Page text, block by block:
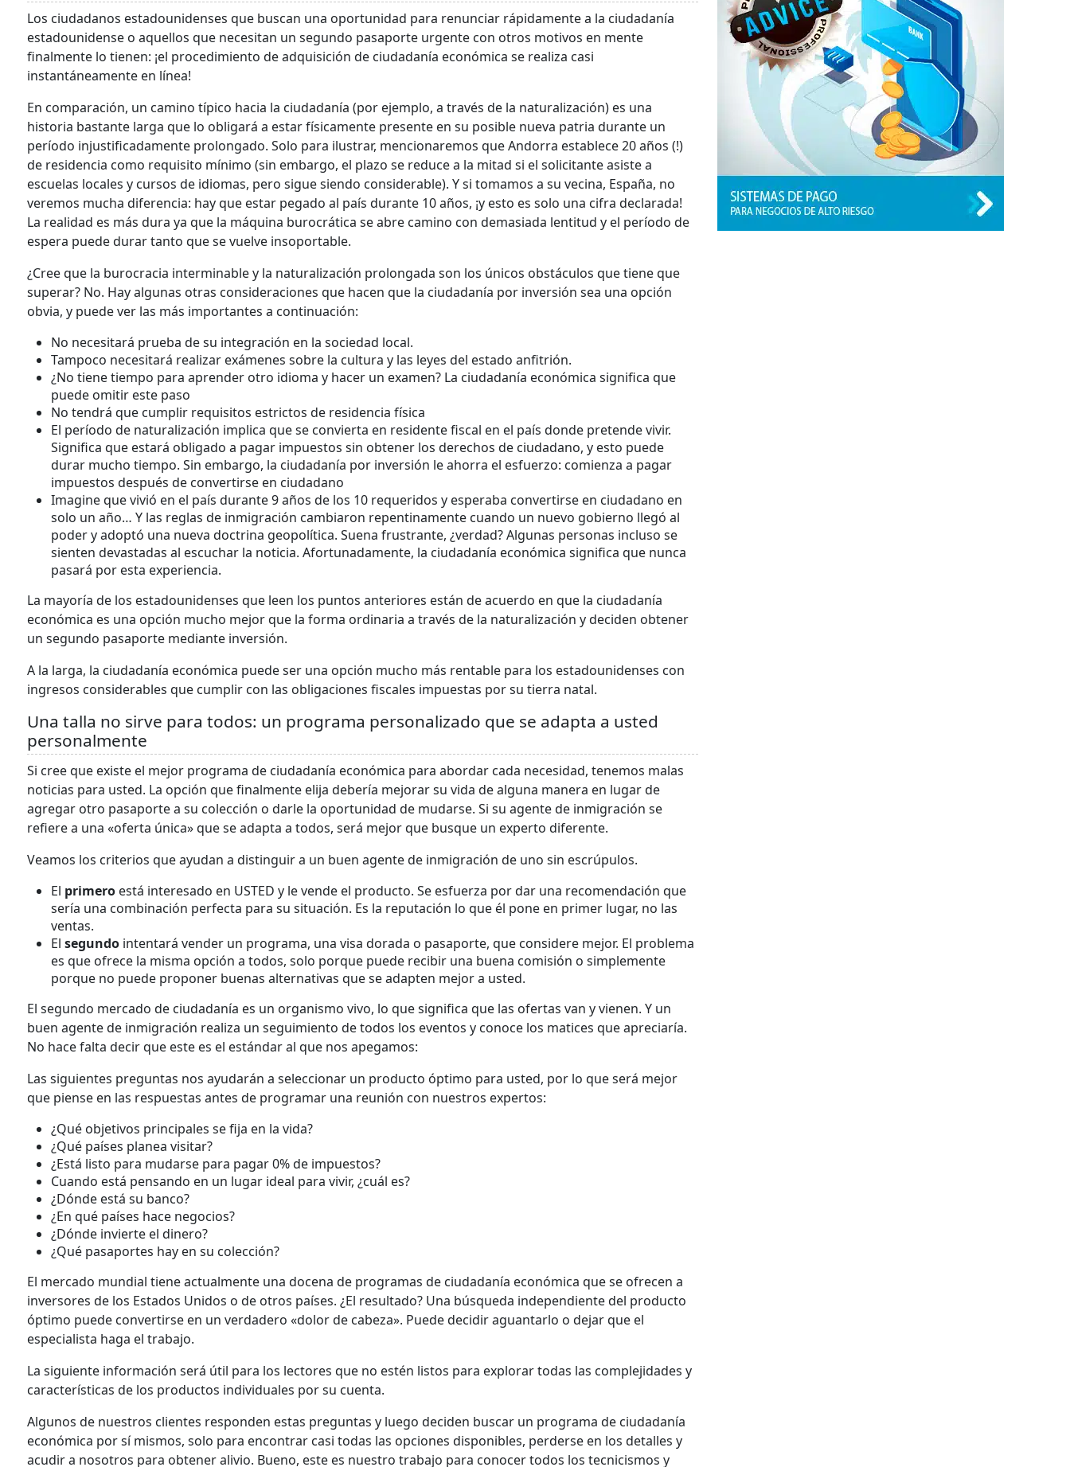
Los ciudadanos estadounidenses que buscan una oportunidad para renunciar rápidamente a la ciudadanía
estadounidense o aquellos que necesitan un segundo pasaporte urgente con otros motivos en mente
finalmente lo tienen: ¡el procedimiento de adquisición de ciudadanía económica se realiza casi
instantáneamente en línea!
En comparación, un camino típico hacia la ciudadanía (por ejemplo, a través de la naturalización) es una
historia bastante larga que lo obligará a estar físicamente presente en su posible nueva patria durante un
período injustificadamente prolongado. Solo para ilustrar, mencionaremos que Andorra establece 20 años (!)
de residencia como requisito mínimo (sin embargo, el plazo se reduce a la mitad si el solicitante asiste a
escuelas locales y cursos de idiomas, pero sigue siendo considerable). Y si tomamos a su vecina, España, no
veremos mucha diferencia: hay que estar pegado al país durante 10 años, ¡y esto es solo una cifra declarada!
La realidad es más dura ya que la máquina burocrática se abre camino con demasiada lentitud y el período de
espera puede durar tanto que se vuelve insoportable.
¿Cree que la burocracia interminable y la naturalización prolongada son los únicos obstáculos que tiene que
superar? No. Hay algunas otras consideraciones que hacen que la ciudadanía por inversión sea una opción
obvia, y puede ver las más importantes a continuación:
No necesitará prueba de su integración en la sociedad local.
Tampoco necesitará realizar exámenes sobre la cultura y las leyes del estado anfitrión.
¿No tiene tiempo para aprender otro idioma y hacer un examen? La ciudadanía económica significa que
puede omitir este paso
No tendrá que cumplir requisitos estrictos de residencia física
El período de naturalización implica que se convierta en residente fiscal en el país donde pretende vivir.
Significa que estará obligado a pagar impuestos sin obtener los derechos de ciudadano, y esto puede
durar mucho tiempo. Sin embargo, la ciudadanía por inversión le ahorra el esfuerzo: comienza a pagar
impuestos después de convertirse en ciudadano
Imagine que vivió en el país durante 9 años de los 10 requeridos y esperaba convertirse en ciudadano en
solo un año… Y las reglas de inmigración cambiaron repentinamente cuando un nuevo gobierno llegó al
poder y adoptó una nueva doctrina geopolítica. Suena frustrante, ¿verdad? Algunas personas incluso se
sienten devastadas al escuchar la noticia. Afortunadamente, la ciudadanía económica significa que nunca
pasará por esta experiencia.
La mayoría de los estadounidenses que leen los puntos anteriores están de acuerdo en que la ciudadanía
económica es una opción mucho mejor que la forma ordinaria a través de la naturalización y deciden obtener
un segundo pasaporte mediante inversión.
A la larga, la ciudadanía económica puede ser una opción mucho más rentable para los estadounidenses con
ingresos considerables que cumplir con las obligaciones fiscales impuestas por su tierra natal.
Una talla no sirve para todos: un programa personalizado que se adapta a usted
personalmente
Si cree que existe el mejor programa de ciudadanía económica para abordar cada necesidad, tenemos malas
noticias para usted. La opción que finalmente elija debería mejorar su vida de alguna manera en lugar de
agregar otro pasaporte a su colección o darle la oportunidad de mudarse. Si su agente de inmigración se
refiere a una «oferta única» que se adapta a todos, será mejor que busque un experto diferente.
Veamos los criterios que ayudan a distinguir a un buen agente de inmigración de uno sin escrúpulos.
El primero está interesado en USTED y le vende el producto. Se esfuerza por dar una recomendación que
sería una combinación perfecta para su situación. Es la reputación lo que él pone en primer lugar, no las
ventas.
El segundo intentará vender un programa, una visa dorada o pasaporte, que considere mejor. El problema
es que ofrece la misma opción a todos, solo porque puede recibir una buena comisión o simplemente
porque no puede proponer buenas alternativas que se adapten mejor a usted.
El segundo mercado de ciudadanía es un organismo vivo, lo que significa que las ofertas van y vienen. Y un
buen agente de inmigración realiza un seguimiento de todos los eventos y conoce los matices que apreciaría.
No hace falta decir que este es el estándar al que nos apegamos:
Las siguientes preguntas nos ayudarán a seleccionar un producto óptimo para usted, por lo que será mejor
que piense en las respuestas antes de programar una reunión con nuestros expertos:
¿Qué objetivos principales se fija en la vida?
¿Qué países planea visitar?
¿Está listo para mudarse para pagar 0% de impuestos?
Cuando está pensando en un lugar ideal para vivir, ¿cuál es?
¿Dónde está su banco?
¿En qué países hace negocios?
¿Dónde invierte el dinero?
¿Qué pasaportes hay en su colección?
El mercado mundial tiene actualmente una docena de programas de ciudadanía económica que se ofrecen a
inversores de los Estados Unidos o de otros países. ¿El resultado? Una búsqueda independiente del producto
óptimo puede convertirse en un verdadero «dolor de cabeza». Puede decidir aguantarlo o dejar que el
especialista haga el trabajo.
La siguiente información será útil para los lectores que no estén listos para explorar todas las complejidades y
características de los productos individuales por su cuenta.
Algunos de nuestros clientes responden estas preguntas y luego deciden buscar un programa de ciudadanía
económica por sí mismos, solo para encontrar casi todas las opciones disponibles, perderse en los detalles y
acudir a nosotros para obtener alivio. Bueno, este es nuestro trabajo para conocer todos los tecnicismos y